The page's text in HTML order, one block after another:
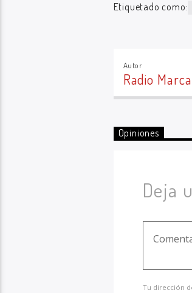
Etiquetado como:
Autor
Radio
Opiniones
Deja
Tu dirección